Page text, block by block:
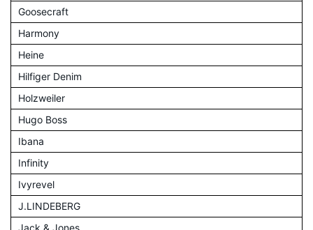
Goosecraft
Harmony
Heine
Hilfiger Denim
Holzweiler
Hugo Boss
Ibana
Infinity
Ivyrevel
J.LINDEBERG
Jack & Jones